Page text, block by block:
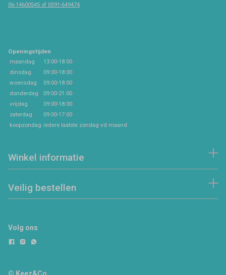
06-14600545 of 0591-649474
Openingstijden
maandag
13:00-18:00
dinsdag
09:00-18:00
woensdag
09:00-18:00
donderdag
09:00-21:00
vrijdag
09:00-18:00
zaterdag
09:00-17:00
koopzondag iedere laatste zondag vd maand
Winkel informatie
Veilig bestellen
Volg ons